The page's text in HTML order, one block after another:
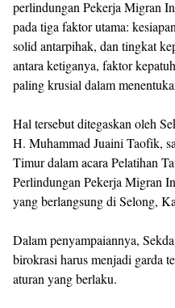
perlindungan Pekerja Migran
pada tiga faktor utama:
solid antarpihak, dan tingkat
antara ketiganya, faktor
paling krusial dalam
Hal tersebut ditegaskan oleh
H. Muhammad Juaini Taofik,
Timur dalam acara Pelatihan
Perlindungan Pekerja Migran
yang berlangsung di Selong,
Dalam penyampaiannya,
birokrasi harus menjadi garda
aturan yang berlaku.